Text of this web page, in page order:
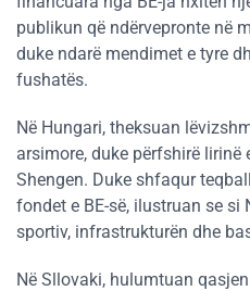
publikun që ndërvepronte në
duke ndarë mendimet e tyre
fushatës.
Në Hungari, theksuan
arsimore, duke përfshirë
Shengen. Duke shfaqur
fondet e BE-së, ilustruan se si
sportiv, infrastrukturën dhe
Në Sllovaki, hulumtuan